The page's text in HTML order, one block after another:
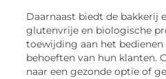
Daarnaast biedt de bakkerij
glutenvrije en biologische
toewijding aan het bedienen
behoeften van hun klanten.
naar een gezonde optie of